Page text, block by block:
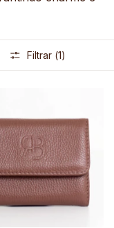
Filtrar (1)